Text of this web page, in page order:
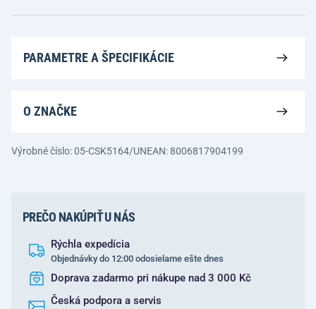
PARAMETRE A ŠPECIFIKÁCIE
O ZNAČKE
Výrobné číslo: 05-CSK5164/UNEAN: 8006817904199
PREČO NAKÚPIŤ U NÁS
Rýchla expedícia
Objednávky do 12:00 odosielame ešte dnes
Doprava zadarmo pri nákupe nad 3 000 Kč
Česká podpora a servis